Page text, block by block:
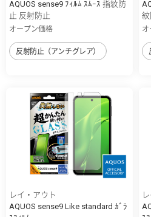
AQUOS sense9 ﾌｨﾙﾑ ｽﾑｰｽ 指紋防
止 反射防止
オープン価格
反射防止（アンチグレア）
紋
オ
レイ・アウト
AQUOS sense9 Like standard ｶﾞﾗ